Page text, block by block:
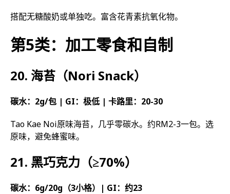
搭配无糖酸奶或单独吃。富含花青素抗氧化物。
第5类：加工零食和自制
20. 海苔（Nori Snack）
碳水：2g/包 | GI：极低 | 卡路里：20-30
Tao Kae Noi原味海苔，几乎零碳水。约RM2-3一包。选
原味，避免蜂蜜味。
21. 黑巧克力（≥70%）
碳水：6g/20g（3小格）| GI：约23